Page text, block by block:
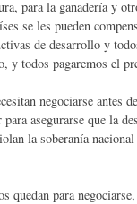
para la ganadería y
se les pueden
de desarrollo y
y todos pagaremos el
negociarse antes
asegurarse que la
la soberanía
quedan para